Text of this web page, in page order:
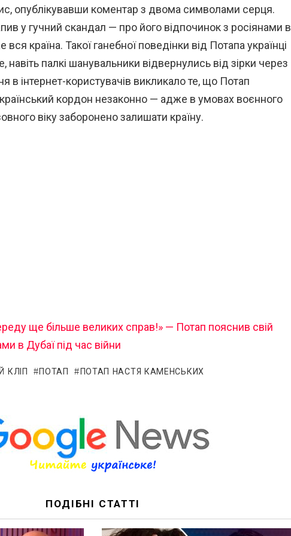
опублікувавши коментар з двома символами серця.
у гучний скандал — про його відпочинок з росіянами в
країна. Такої ганебної поведінки від Потапа українці
навіть палкі шанувальники відвернулись від зірки через
в інтернет-користувачів викликало те, що Потап
кордон незаконно — адже в умовах воєнного
віку заборонено залишати країну.
ще більше великих справ!» — Потап пояснив свій
в Дубаї під час війни
КЛІП ПОТАП
ПОТАП НАСТЯ КАМЕНСЬКИХ
ПОДІБНІ СТАТТІ